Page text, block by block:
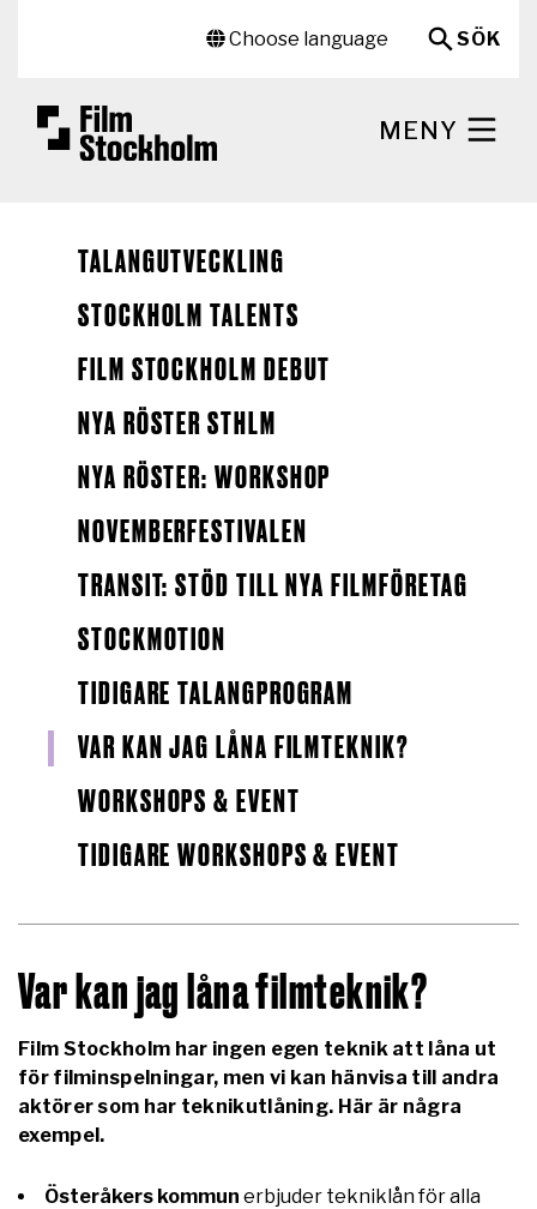
Choose language
SÖK
MENY
TALANGUTVECKLING
STOCKHOLM TALENTS
FILM STOCKHOLM DEBUT
NYA RÖSTER STHLM
NYA RÖSTER: WORKSHOP
NOVEMBERFESTIVALEN
TRANSIT: STÖD TILL NYA FILMFÖRETAG
STOCKMOTION
TIDIGARE TALANGPROGRAM
VAR KAN JAG LÅNA FILMTEKNIK?
WORKSHOPS & EVENT
TIDIGARE WORKSHOPS & EVENT
Var kan jag låna filmteknik?
Film Stockholm har ingen egen teknik att låna ut
för filminspelningar, men vi kan hänvisa till andra
aktörer som har teknikutlåning. Här är några
exempel.
Österåkers kommun erbjuder tekniklån för alla